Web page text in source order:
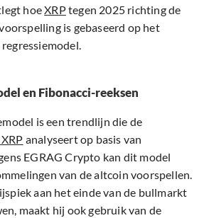
hoeXRPtegen 2025 richting de
is gebaseerd op het
en Fibonacci-reeksen
is een trendlijn die de
analyseert op basis van
EGRAG Crypto kan dit model
van de altcoin voorspellen.
aan het einde van de bullmarkt
maakt hij ook gebruik van de